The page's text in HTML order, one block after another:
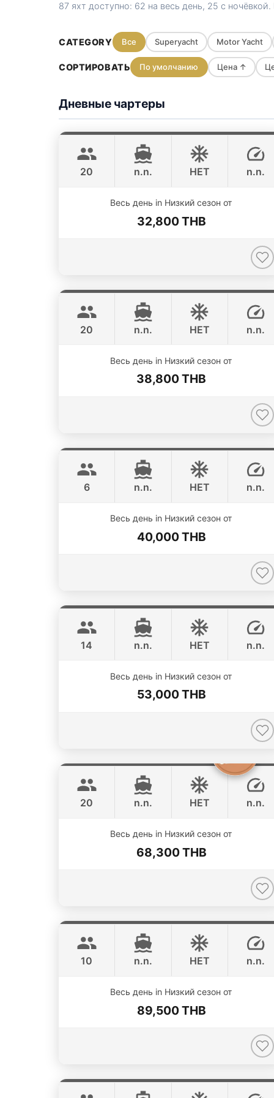
87 яхт доступно: 62 на весь день, 25 с
CATEGORY Все Superyacht Motor Yacht
СОРТИРОВАТЬ По умолчанию Цена ↑
Дневные чартеры
CUSTOM BUILD 40FT
Jules
20 n.n. НЕТ n.n.
Весь день in Низкий сезон от
32,800 THB
CUSTOM BUILD 38FT
ONLINE AVAILABILITY
20 n.n. НЕТ n.n.
Весь день in Низкий сезон от
38,800 THB
MONTEREY 28FT
6 n.n. НЕТ n.n.
Весь день in Низкий сезон от
40,000 THB
NAUTITECH 40FT
ONLINE AVAILABILITY
14 n.n. НЕТ n.n.
Весь день in Низкий сезон от
53,000 THB
GRAND BANKS 54FT
ONLINE AVAILABILITY
20 n.n. НЕТ n.n.
Весь день in Низкий сезон от
68,300 THB
AQUILA 36FT
10 n.n. НЕТ n.n.
Весь день in Низкий сезон от
89,500 THB